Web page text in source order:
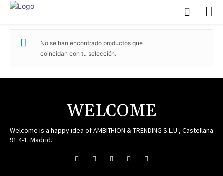
No se han encontrado productos que
coincidan con tu selección.
WELCOME
Welcome is a happy idea of AMBITHION & TRENDING S.L.U , Castellana
91 4-1. Madrid.